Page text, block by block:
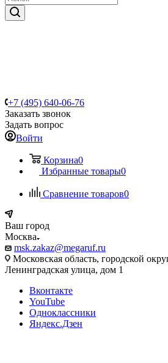
+7 (495) 640-06-76
Заказать звонок
Задать вопрос
Войти
Корзина0
Избранные товары0
Сравнение товаров0
Ваш город
Москва
msk.zakaz@megaruf.ru
Московская область, городской
Ленинградская улица, дом 1
Вконтакте
YouTube
Одноклассники
Яндекс.Дзен